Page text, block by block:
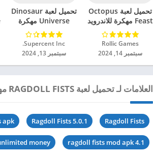
تحميل لعبة Octopus
Feast مهكرة للاندرويد
2024
Rollic Games‏
سبتمبر 14, 2024
تحميل لعبة Dinosaur
Universe مهكرة
للاندرويد 2024
Supercent Inc.‏
سبتمبر 13, 2024
العلامات لـ تحميل لعبة RAGDOLL FISTS مهكرة للاندرويد 2024
Ragdoll Fists
Ragdoll Fists 5.0.1
apk
ragdoll fists mod apk 4.1
money